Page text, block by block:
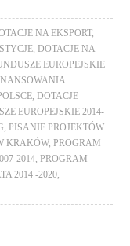
NA EKSPORT,
,DOTACJE NA
EUROPEJSKIE
,DOTACJE
EUROPEJSKIE 2014-
, PISANIE PROJEKTÓW
KRAKÓW, PROGRAM
2014, PROGRAM
2014 -2020,